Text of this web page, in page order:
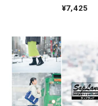
ウィーブ ショートス
¥7,425